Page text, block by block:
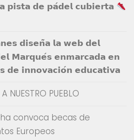
𝗽𝗶𝘀𝘁𝗮 𝗱𝗲 𝗽𝗮́𝗱𝗲𝗹 𝗰𝘂𝗯𝗶𝗲𝗿𝘁𝗮
𝗱𝗶𝘀𝗲𝗻̃𝗮 𝗹𝗮 𝘄𝗲𝗯 𝗱𝗲𝗹
𝗠𝗮𝗿𝗾𝘂𝗲́𝘀 𝗲𝗻𝗺𝗮𝗿𝗰𝗮𝗱𝗮 𝗲𝗻
𝗱𝗲 𝗶𝗻𝗻𝗼𝘃𝗮𝗰𝗶𝗼́𝗻 𝗲𝗱𝘂𝗰𝗮𝘁𝗶𝘃𝗮
NUESTRO PUEBLO
convoca becas de
Europeos